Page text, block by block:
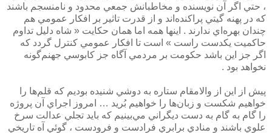
، حتي اگر آن نويسنده و مخاطبانش جمعي محدود و نامنسجم باشند
كه در پهنه گيتي پراكنده‌اند و از قدرت تاثير بر افكار عمومي هم
چندان بهره‌اي ندارند . اينها همه اما همان حكايت « شاه دليل تداوم
حاكميت يكدست راست » است تا افكار عمومي كنترل گردد كه
اگر جز اين باشد حكومت بر مردمي آگاه جز كابوسي جهنم‌گونه
نخواهد بود .
پيش از اين از والامقام ستاره به دوشي شنيده بوديم كه قلم‌ها را
خواهيم شكست و زبان‌ها را خواهيم بُريد … امروز اجراي آن پروژه
را گام به گام به دست ديگراني مي‌بينيم كه بايد تجلي عدالت سرخ
علوي باشند و منادي برابري فرادست و فرودست ، گوئي آه تاريخي